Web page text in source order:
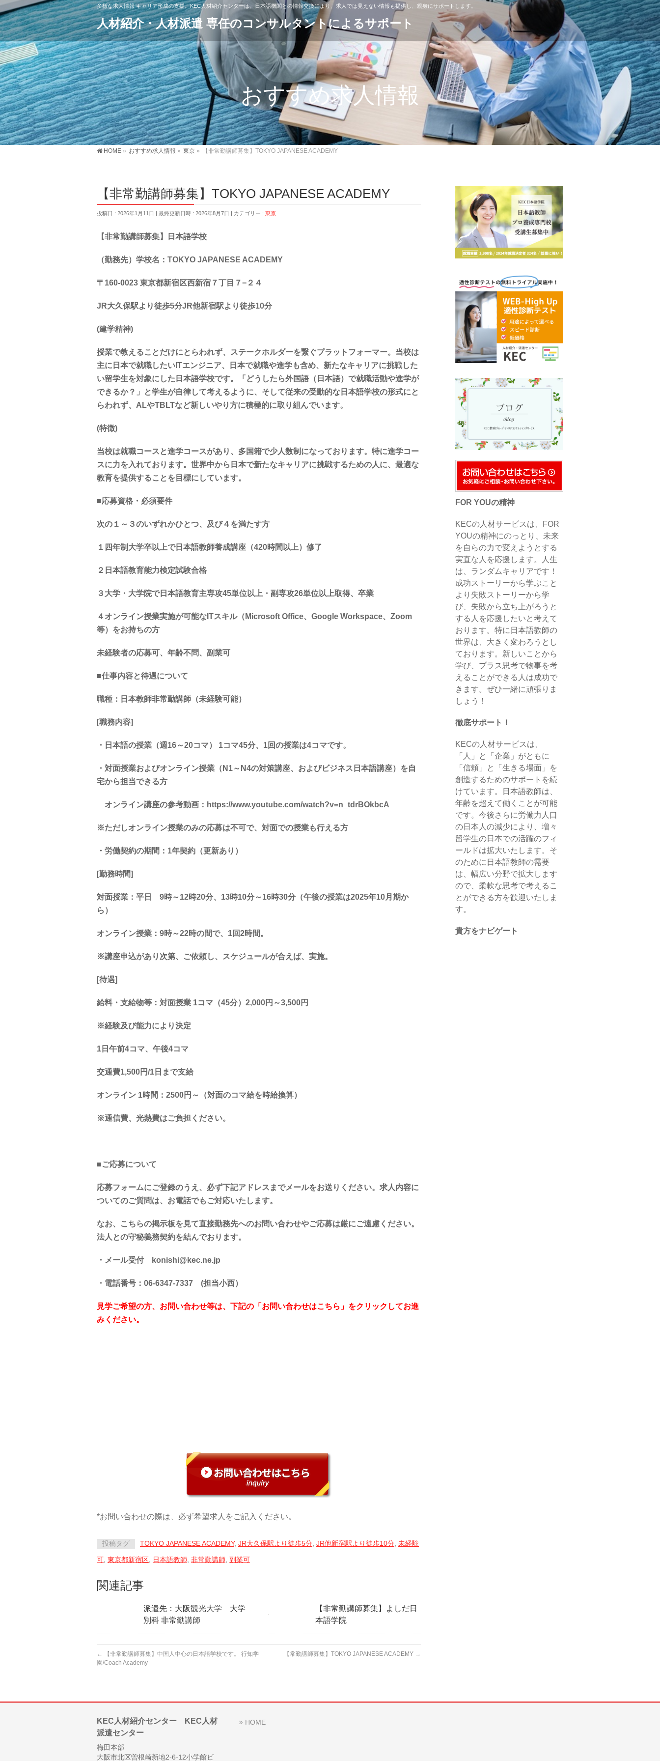
多様な求人情報 キャリア形成の支援。KEC人材紹介センターは、日本語機関との情報交換により、求人では見えない情報も提供し、親身にサポートします。
人材紹介・人材派遣 専任のコンサルタントによるサポート
おすすめ求人情報
HOME » おすすめ求人情報 » 東京 » 【非常勤講師募集】TOKYO JAPANESE ACADEMY
【非常勤講師募集】TOKYO JAPANESE ACADEMY
投稿日 : 2026年1月11日 最終更新日時 : 2026年8月7日 カテゴリー : 東京
【非常勤講師募集】日本語学校
（勤務先）学校名：TOKYO JAPANESE ACADEMY
〒160-0023 東京都新宿区西新宿７丁目７−２４
JR大久保駅より徒歩5分JR他新宿駅より徒歩10分
(建学精神)
授業で教えることだけにとらわれず、ステークホルダーを繋ぐプラットフォーマー。当校は
主に日本で就職したいITエンジニア、日本で就職や進学も含め、新たなキャリアに挑戦した
い留学生を対象にした日本語学校です。「どうしたら外国語（日本語）で就職活動や進学が
できるか？」と学生が自律して考えるように、そして従来の受動的な日本語学校の形式にと
らわれず、ALやTBLTなど新しいやり方に積極的に取り組んでいます。
(特徴)
当校は就職コースと進学コースがあり、多国籍で少人数制になっております。特に進学コー
スに力を入れております。世界中から日本で新たなキャリアに挑戦するための人に、最適な
教育を提供することを目標にしています。
■応募資格・必須要件
次の１～３のいずれかひとつ、及び４を満たす方
１四年制大学卒以上で日本語教師養成講座（420時間以上）修了
２日本語教育能力検定試験合格
３大学・大学院で日本語教育主専攻45単位以上・副専攻26単位以上取得、卒業
４オンライン授業実施が可能なITスキル（Microsoft Office、Google Workspace、Zoom
等）をお持ちの方
未経験者の応募可、年齢不問、副業可
■仕事内容と待遇について
職種：日本教師非常勤講師（未経験可能）
[職務内容]
・日本語の授業（週16～20コマ） 1コマ45分、1回の授業は4コマです。
・対面授業およびオンライン授業（N1～N4の対策講座、およびビジネス日本語講座）を自
宅から担当できる方
オンライン講座の参考動画：https://www.youtube.com/watch?v=n_tdrBOkbcA
※ただしオンライン授業のみの応募は不可で、対面での授業も行える方
・労働契約の期間：1年契約（更新あり）
[勤務時間]
対面授業：平日 9時～12時20分、13時10分～16時30分（午後の授業は2025年10月期か
ら）
オンライン授業：9時～22時の間で、1回2時間。
※講座申込があり次第、ご依頼し、スケジュールが合えば、実施。
[待遇]
給料・支給物等：対面​授業 1コマ（45分）2,000円～3,500円
※経験及び能力により決定
1日午前4コマ、午後4コマ
交通費1,500円/1日まで支給
オンライン​ 1時間：2500円～（対面のコマ給を時給換算）
※通信費、光熱費はご負担ください。
■ご応募について
応募フォームにご登録のうえ、必ず下記アドレスまでメールをお送りください。求人内容に
ついてのご質問は、お電話でもご対応いたします。
なお、こちらの掲示板を見て直接勤務先へのお問い合わせやご応募は厳にご遠慮ください。
法人との守秘義務契約を結んでおります。
・メール受付 konishi@kec.ne.jp
・電話番号：06-6347-7337 (担当小西）
見学ご希望の方、お問い合わせ等は、下記の「お問い合わせはこちら」をクリックしてお進
みください。
*お問い合わせの際は、必ず希望求人をご記入ください。
投稿タグ TOKYO JAPANESE ACADEMY, JR大久保駅より徒歩5分, JR他新宿駅より徒歩10分, 未経験
可, 東京都新宿区 , 日本語教師, 非常勤講師, 副業可
関連記事
派遣先：大阪観光大学 大学
別科 非常勤講師
【非常勤講師募集】よしだ日
本語学院
←
【非常勤講師募集】中国人中心の日本語学校です。 行知学
園/Coach Academy
【常勤講師募集】TOKYO JAPANESE ACADEMY →
FOR YOUの精神
KECの人材サービスは、FOR
YOUの精神にのっとり、未来
を自らの力で変えようとする
実直な人を応援します。人生
は、ランダムキャリアです！
成功ストーリーから学ぶこと
より失敗ストーリーから学
び、失敗から立ち上がろうと
する人を応援したいと考えて
おります。特に日本語教師の
世界は、大きく変わろうとし
ております。新しいことから
学び、プラス思考で物事を考
えることができる人は成功で
きます。ぜひ一緒に頑張りま
しょう！
徹底サポート！
KECの人材サービスは、
「人」と「企業」がともに
「信頼」と「生きる場面」を
創造するためのサポートを続
けています。日本語教師は、
年齢を超えて働くことが可能
です。今後さらに労働力人口
の日本人の減少により、増々
留学生の日本での活躍のフィ
ールドは拡大いたします。そ
のために日本語教師の需要
は、幅広い分野で拡大します
ので、柔軟な思考で考えるこ
とができる方を歓迎いたしま
す。
貴方をナビゲート
KEC人材紹介センター KEC人材
派遣センター
梅田本部
大阪市北区曽根崎新地2-6-12小学館ビ
HOME